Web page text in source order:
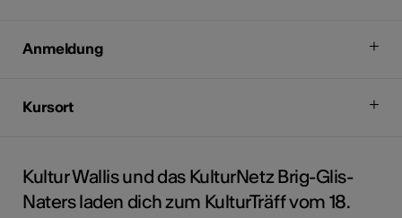
Anmeldung
Kursort
Kultur Wallis und das KulturNetz Brig-Glis-
Naters laden dich zum KulturTräff vom 18.